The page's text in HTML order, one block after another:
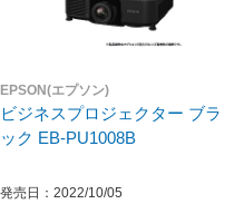
EPSON(エプソン)
ビジネスプロジェクター ブラ
ック EB-PU1008B
発売日：2022/10/05